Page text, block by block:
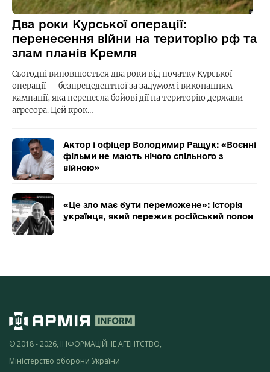
Два роки Курської операції:
перенесення війни на територію рф та
злам планів Кремля
Сьогодні виповнюється два роки від початку Курської
операції — безпрецедентної за задумом і виконанням
кампанії, яка перенесла бойові дії на територію держави-
агресора. Цей крок…
Актор і офіцер Володимир Ращук: «Воєнні
фільми не мають нічого спільного з
війною»
«Це зло має бути переможене»: історія
українця, який пережив російський полон
© 2018 - 2026, ІНФОРМАЦІЙНЕ АГЕНТСТВО,
Міністерство оборони України